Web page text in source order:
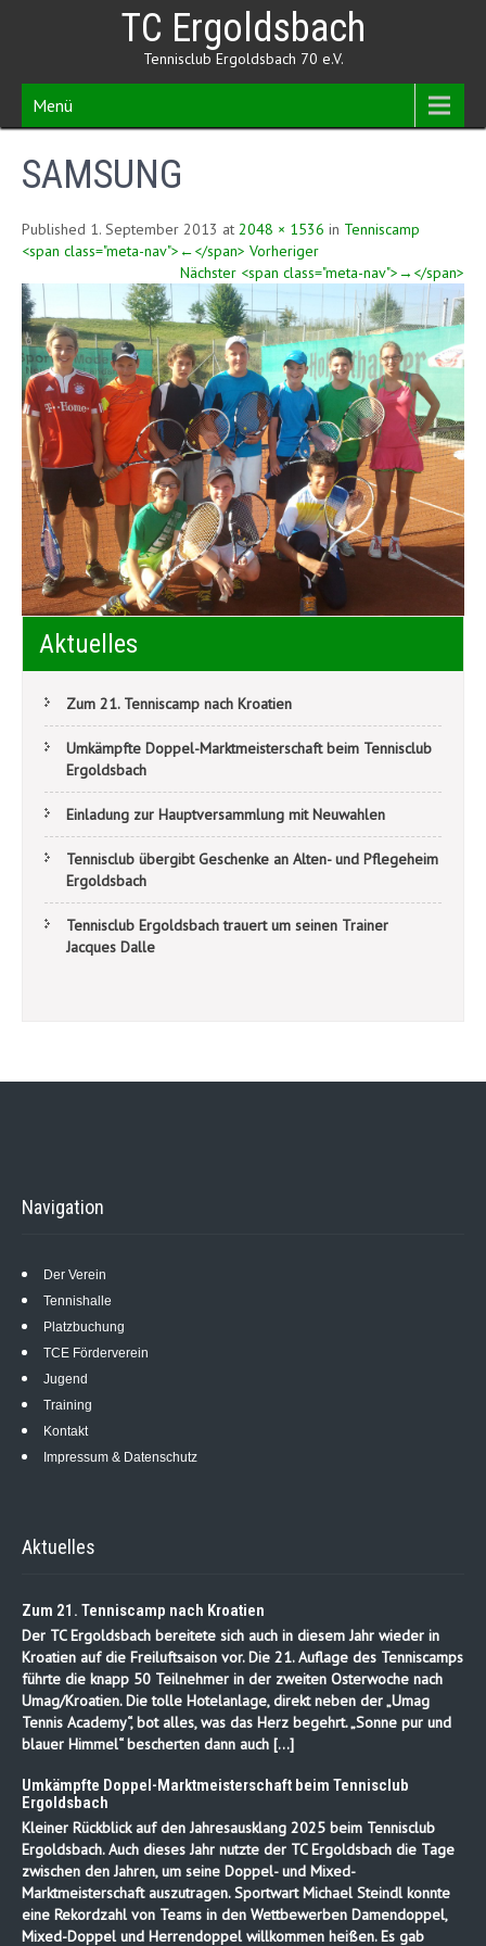
TC Ergoldsbach
Tennisclub Ergoldsbach 70 e.V.
Menü
SAMSUNG
Published 1. September 2013 at 2048 × 1536 in Tenniscamp
<span class="meta-nav">←</span> Vorheriger
Nächster <span class="meta-nav">→</span>
Aktuelles
Zum 21. Tenniscamp nach Kroatien
Umkämpfte Doppel-Marktmeisterschaft beim Tennisclub
Ergoldsbach
Einladung zur Hauptversammlung mit Neuwahlen
Tennisclub übergibt Geschenke an Alten- und Pflegeheim
Ergoldsbach
Tennisclub Ergoldsbach trauert um seinen Trainer
Jacques Dalle
Navigation
Der Verein
Tennishalle
Platzbuchung
TCE Förderverein
Jugend
Training
Kontakt
Impressum & Datenschutz
Aktuelles
Zum 21. Tenniscamp nach Kroatien
Der TC Ergoldsbach bereitete sich auch in diesem Jahr wieder in
Kroatien auf die Freiluftsaison vor. Die 21. Auflage des Tenniscamps
führte die knapp 50 Teilnehmer in der zweiten Osterwoche nach
Umag/Kroatien. Die tolle Hotelanlage, direkt neben der „Umag
Tennis Academy“, bot alles, was das Herz begehrt. „Sonne pur und
blauer Himmel“ bescherten dann auch […]
Umkämpfte Doppel-Marktmeisterschaft beim Tennisclub
Ergoldsbach
Kleiner Rückblick auf den Jahresausklang 2025 beim Tennisclub
Ergoldsbach. Auch dieses Jahr nutzte der TC Ergoldsbach die Tage
zwischen den Jahren, um seine Doppel- und Mixed-
Marktmeisterschaft auszutragen. Sportwart Michael Steindl konnte
eine Rekordzahl von Teams in den Wettbewerben Damendoppel,
Mixed-Doppel und Herrendoppel willkommen heißen. Es gab